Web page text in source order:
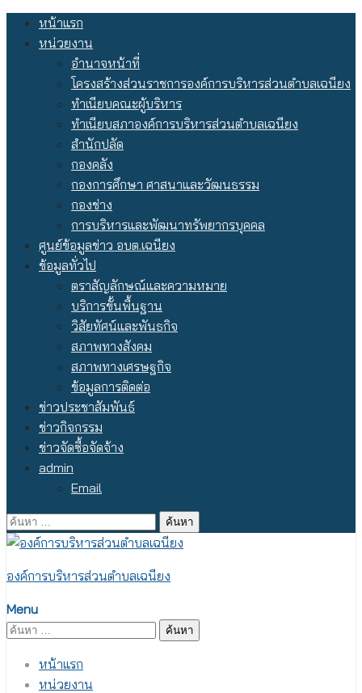
Skip หน้าแรก
หน่วยงาน
อำนาจหน้าที่
โครงสร้างส่วนราชการองค์การบริหารส่วนตำบลเฉนียง
ทำเนียบคณะผู้บริหาร
ทำเนียบสภาองค์การบริหารส่วนตำบลเฉนียง
สำนักปลัด
กองคลัง
กองการศึกษา ศาสนาและวัฒนธรรม
กองช่าง
การบริหารและพัฒนาทรัพยากรบุคคล
ศูนย์ข้อมูลข่าว อบต.เฉนียง
ข้อมูลทั่วไป
ตราสัญลักษณ์และความหมาย
บริการขั้นพื้นฐาน
วิสัยทัศน์และพันธกิจ
สภาพทางสังคม
สภาพทางเศรษฐกิจ
ข้อมูลการติดต่อ
ข่าวประชาสัมพันธ์
ข่าวกิจกรรม
ข่าวจัดซื้อจัดจ้าง
admin
Email
ค้นหา
สำหรับ:
องค์การบริหารส่วนตำบลเฉนียง
Menu
ค้นหา
หน้าแรก
หน่วยงาน